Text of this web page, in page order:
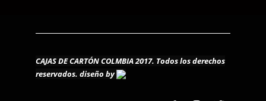
CAJAS DE CARTÓN COLMBIA 2017. Todos los derechos
reservados. diseño by